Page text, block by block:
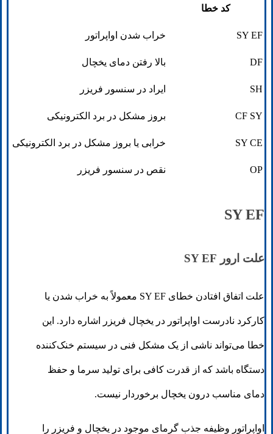
کد خطا
SY EF خراب شدن اواپراتور
DF بالا رفتن دمای یخچال
SH ایراد در سنسور فریزر
CF SY بروز مشکل در برد الکترونیکی
SY CE خرابی یا بروز مشکل در برد الکترونیکی
OP نقص در سنسور فریزر
SY EF
علت ارور SY EF
علت اتفاق افتادن خطای SY EF معمولاً به خراب شدن یا
کارکرد نادرست اواپراتور در یخچال فریزر اشاره دارد. این
خطا می‌تواند ناشی از یک مشکل فنی در سیستم خنک‌کننده
دستگاه باشد که از قدرت کافی برای تولید سرما و حفظ
دمای مناسب درون یخچال برخوردار نیست.
اواپراتور وظیفه جذب گرمای موجود در یخچال و فریزر را